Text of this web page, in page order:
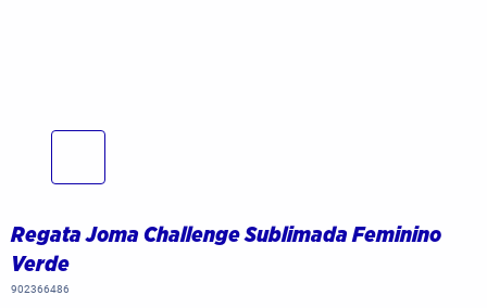
Regata Joma Challenge Sublimada Feminino
Verde
902366486